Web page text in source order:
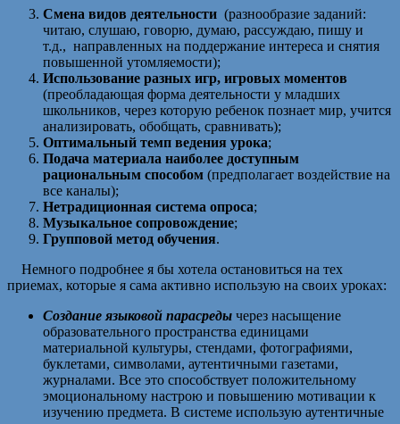
Смена видов деятельности (разнообразие заданий:
читаю, слушаю, говорю, думаю, рассуждаю, пишу и
т.д., направленных на поддержание интереса и снятия
повышенной утомляемости);
Использование разных игр, игровых моментов
(преобладающая форма деятельности у младших
школьников, через которую ребенок познает мир, учится
анализировать, обобщать, сравнивать);
Оптимальный темп ведения урока;
Подача материала наиболее доступным
рациональным способом (предполагает воздействие на
все каналы);
Нетрадиционная система опроса;
Музыкальное сопровождение;
Групповой метод обучения.
Немного подробнее я бы хотела остановиться на тех
приемах, которые я сама активно использую на своих уроках:
Создание языковой парасреды через насыщение
образовательного пространства единицами
материальной культуры, стендами, фотографиями,
буклетами, символами, аутентичными газетами,
журналами. Все это способствует положительному
эмоциональному настрою и повышению мотивации к
изучению предмета. В системе использую аутентичные